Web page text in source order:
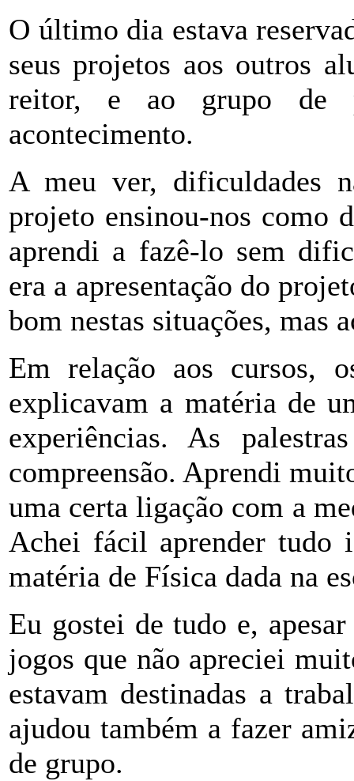
O último dia estava
seus projetos aos outros
reitor, e ao grupo de
acontecimento.
A meu ver, dificuldades
projeto ensinou-nos como
aprendi a fazê-lo sem
era a apresentação do
bom nestas situações, mas
Em relação aos cursos,
explicavam a matéria de
experiências. As
compreensão. Aprendi
uma certa ligação com a
Achei fácil aprender tudo
matéria de Física dada na
Eu gostei de tudo e,
jogos que não apreciei
estavam destinadas a
ajudou também a fazer
de grupo.